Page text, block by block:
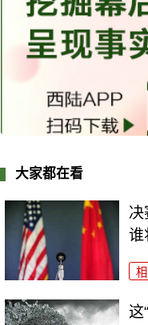
大家都在看
决
谁
这